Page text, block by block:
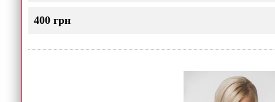
400 грн